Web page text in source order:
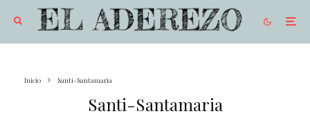
Inicio Santi-Santamaria
Santi-Santamaria